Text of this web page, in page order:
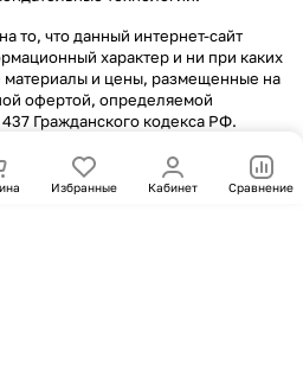
Избранные Кабинет Сравнение
то, что данный интернет-сайт
характер и ни при каких
и цены, размещенные на
офертой, определяемой
Гражданского кодекса РФ.